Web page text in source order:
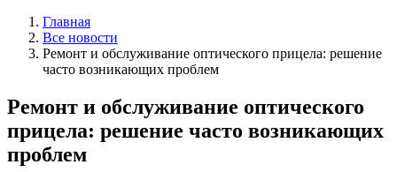
Главная
Все новости
Ремонт и обслуживание оптического прицела: решение
часто возникающих проблем
Ремонт и обслуживание оптического
прицела: решение часто возникающих
проблем